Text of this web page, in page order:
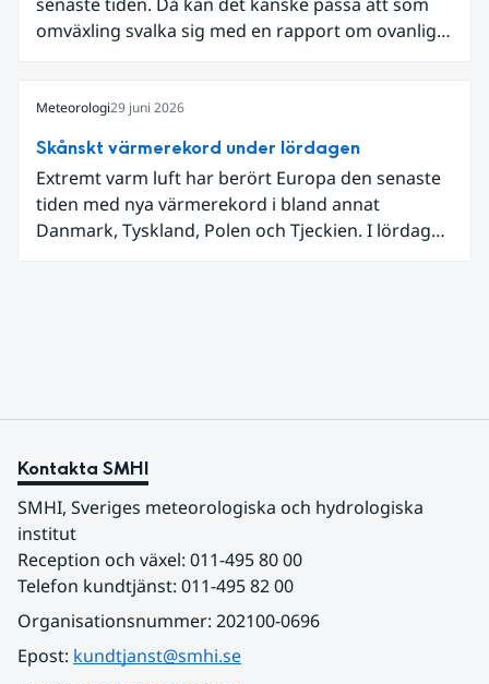
omväxling svalka sig med en rapport om ovanligt
Meteorologi29 juni 2026
Skånskt värmerekord under lördagen
Extremt varm luft har berört Europa den senaste
tiden med nya värmerekord i bland annat
Danmark, Tyskland, Polen och Tjeckien. I lördags
Kontakta SMHI
SMHI, Sveriges meteorologiska och hydrologiska
institut
Reception och växel: 011-495 80 00
Telefon kundtjänst: 011-495 82 00
Organisationsnummer: 202100-0696
Epost: kundtjanst@smhi.se